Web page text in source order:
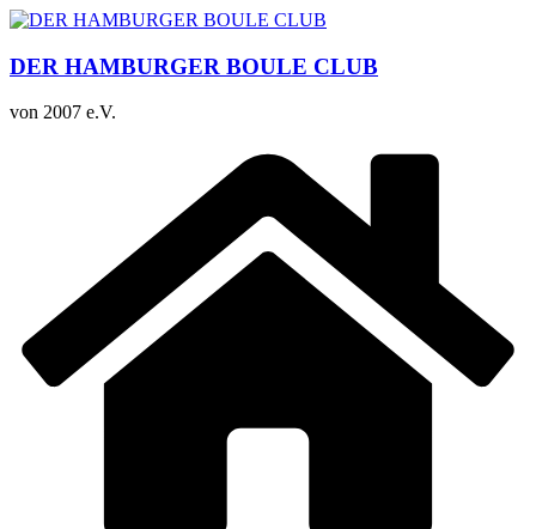
Zum
springen
DER HAMBURGER BOULE CLUB
von 2007 e.V.